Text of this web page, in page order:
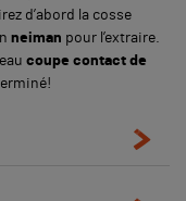
d’abord la cosse
neiman pour l’extraire.
coupe contact de